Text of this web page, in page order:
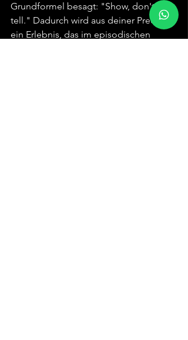
Grundformel besagt: "Show, don't
tell." Dadurch wird aus deiner Predigt
ein Erlebnis, das im episodischen